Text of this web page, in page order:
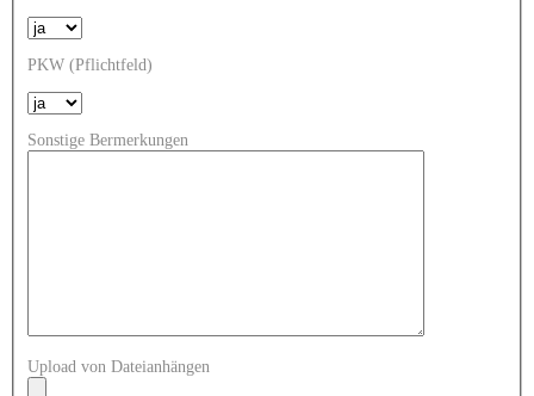
PKW (Pflichtfeld)
Sonstige Bermerkungen
Upload von Dateianhängen